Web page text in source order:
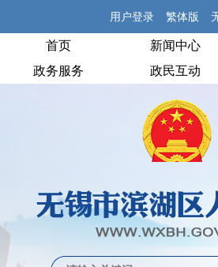
用户登录 繁体版
首页 新闻中心
政务服务
政民互动